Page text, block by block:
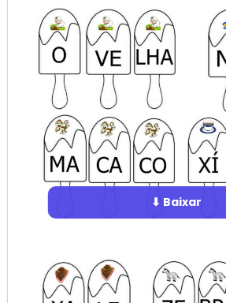
⬇ Baixar